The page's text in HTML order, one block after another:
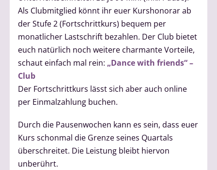
Als Clubmitglied könnt ihr euer Kurshonorar ab
der Stufe 2 (Fortschrittkurs) bequem per
monatlicher Lastschrift bezahlen. Der Club bietet
euch natürlich noch weitere charmante Vorteile,
schaut einfach mal rein: „Dance with friends“ –
Club
Der Fortschrittkurs lässt sich aber auch online
per Einmalzahlung buchen.
Durch die Pausenwochen kann es sein, dass euer
Kurs schonmal die Grenze seines Quartals
überschreitet. Die Leistung bleibt hiervon
unberührt.